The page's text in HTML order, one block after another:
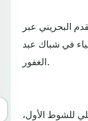
البحريني عبر
في شباك عبد
الغفور.
للشوط الأول،